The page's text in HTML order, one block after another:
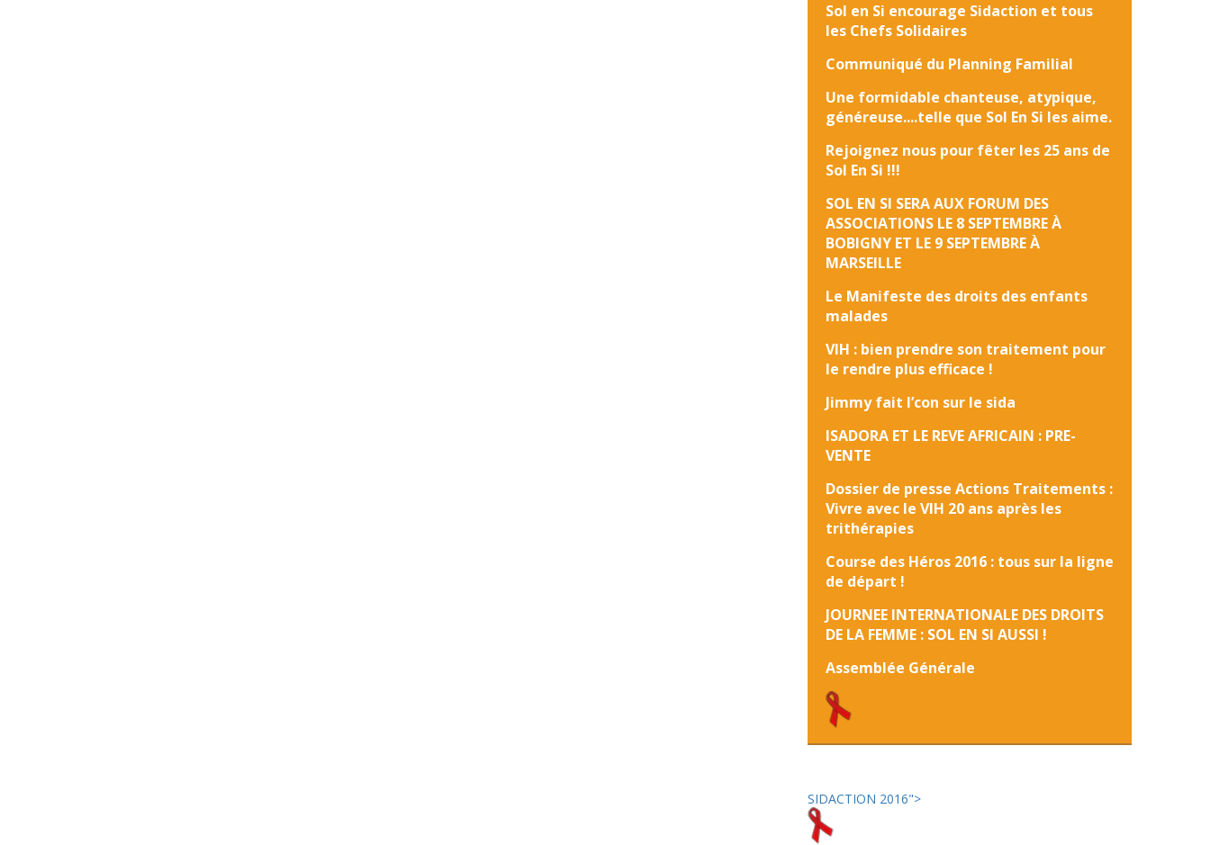
Sol en Si encourage Sidaction et tous
les Chefs Solidaires
Communiqué du Planning Familial
Une formidable chanteuse, atypique,
généreuse....telle que Sol En Si les aime.
Rejoignez nous pour fêter les 25 ans de
Sol En Si !!!
SOL EN SI SERA AUX FORUM DES
ASSOCIATIONS LE 8 SEPTEMBRE À
BOBIGNY ET LE 9 SEPTEMBRE À
MARSEILLE
Le Manifeste des droits des enfants
malades
VIH : bien prendre son traitement pour
le rendre plus efficace !
Jimmy fait l’con sur le sida
ISADORA ET LE REVE AFRICAIN : PRE-
VENTE
Dossier de presse Actions Traitements :
Vivre avec le VIH 20 ans après les
trithérapies
Course des Héros 2016 : tous sur la ligne
de départ !
JOURNEE INTERNATIONALE DES DROITS
DE LA FEMME : SOL EN SI AUSSI !
Assemblée Générale
SIDACTION 2016">